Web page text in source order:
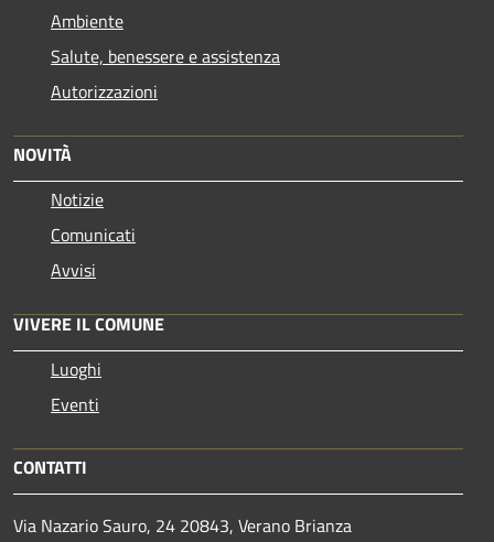
Ambiente
Salute, benessere e assistenza
Autorizzazioni
NOVITÀ
Notizie
Comunicati
Avvisi
VIVERE IL COMUNE
Luoghi
Eventi
CONTATTI
Via Nazario Sauro, 24 20843, Verano Brianza